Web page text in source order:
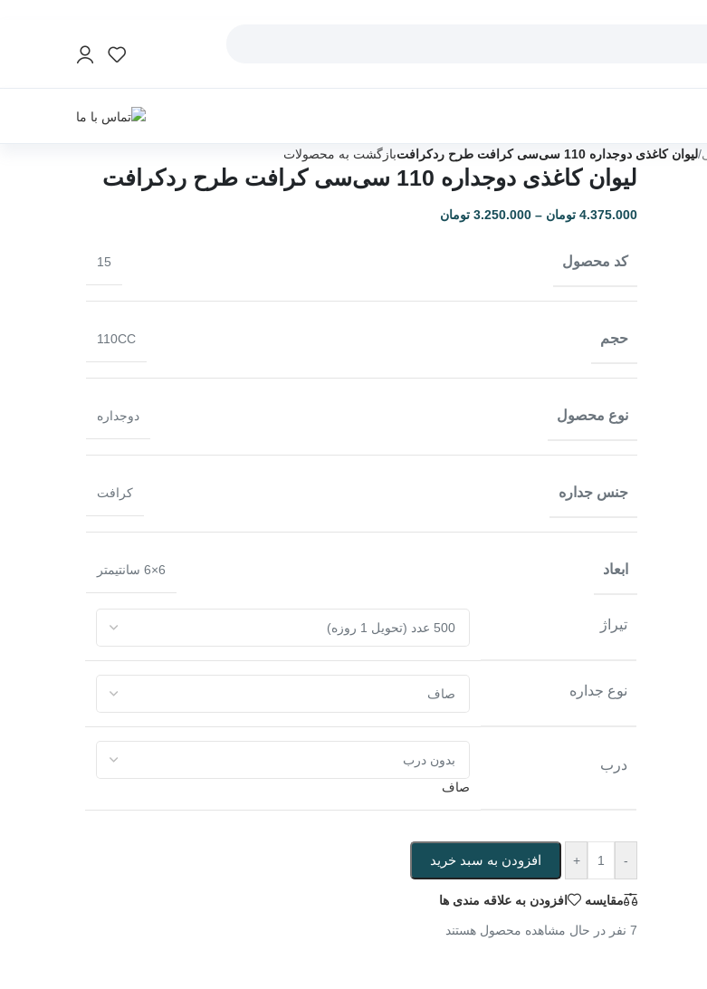
/لیوان کاغذی دوجداره 110 سی‌سی کرافت طرح ردکرافت بازگشت به محصولات
لیوان کاغذی دوجداره 110 سی‌سی کرافت طرح ردکرافت
4.375.000 تومان –
3.250.000 تومان
کد محصول 15
حجم 110CC
نوع محصول دوجداره
جنس جداره کرافت
ابعاد 6×6 سانتیمتر
تیراژ
نوع جداره
درب
صاف
-
+ افزودن به سبد خرید
مقایسه افزودن به علاقه مندی ها
7 نفر در حال مشاهده محصول هستند